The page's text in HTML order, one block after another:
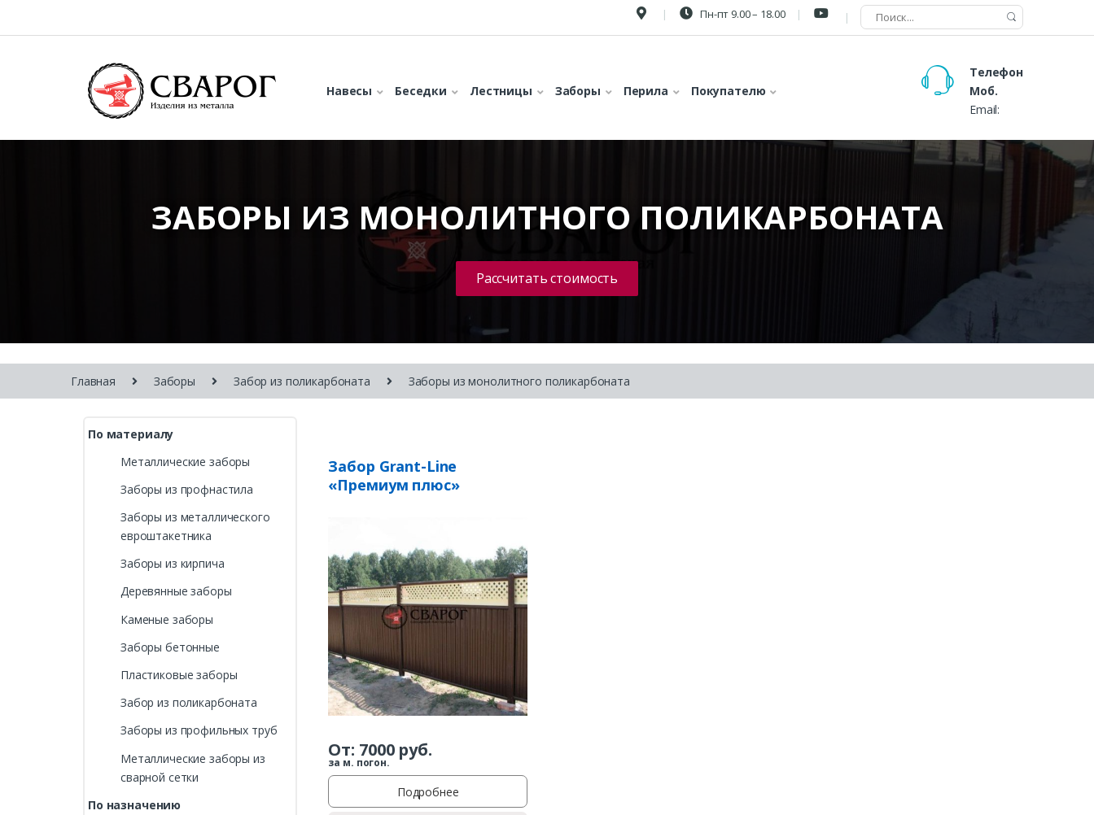
Пн-пт 9.00 – 18.00
Навесы Беседки Лестницы Заборы Перила Покупателю
Телефон
Моб.
Email:
ЗАБОРЫ ИЗ МОНОЛИТНОГО ПОЛИКАРБОНАТА
Рассчитать стоимость
Главная Заборы Забор из поликарбоната Заборы из монолитного поликарбоната
Забор Grant-Line
«Премиум плюс»
От: 7000руб.
за м. погон.
Подробнее
По материалу
Металлические заборы
Заборы из профнастила
Заборы из металлического
евроштакетника
Заборы из кирпича
Деревянные заборы
Каменые заборы
Заборы бетонные
Пластиковые заборы
Забор из поликарбоната
Заборы из профильных труб
Металлические заборы из
сварной сетки
По назначению